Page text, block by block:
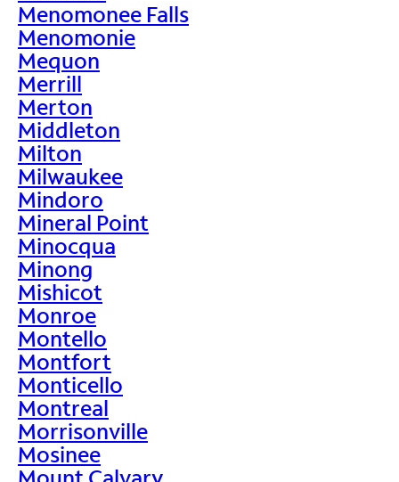
Menomonee Falls
Menomonie
Mequon
Merrill
Merton
Middleton
Milton
Milwaukee
Mindoro
Mineral Point
Minocqua
Minong
Mishicot
Monroe
Montello
Montfort
Monticello
Montreal
Morrisonville
Mosinee